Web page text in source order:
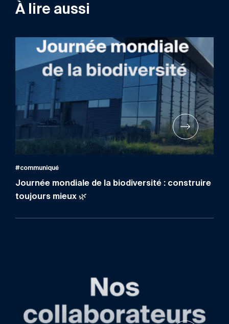
À lire aussi
#communiqué
Journée mondiale de la biodiversité : construire
toujours mieux 🌿